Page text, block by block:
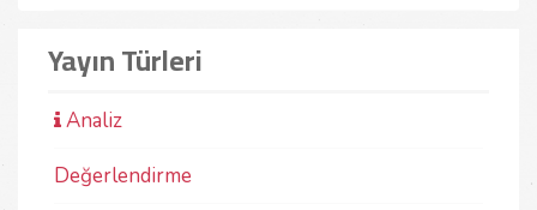
Yayın Türleri
Analiz
Değerlendirme